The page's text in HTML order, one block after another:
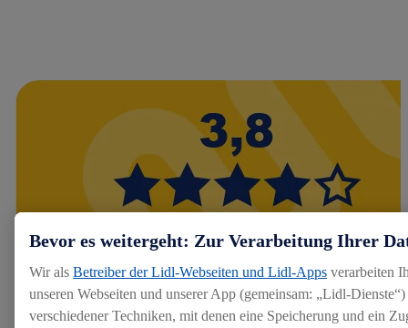
Bevor es weitergeht: Zur Verarbeitung Ihrer
Wir als Betreiber der Lidl-Webseiten und Lidl-Apps verarbeiten
unseren Webseiten und unserer App (gemeinsam: „Lidl-
verschiedener Techniken, mit denen eine Speicherung und ein